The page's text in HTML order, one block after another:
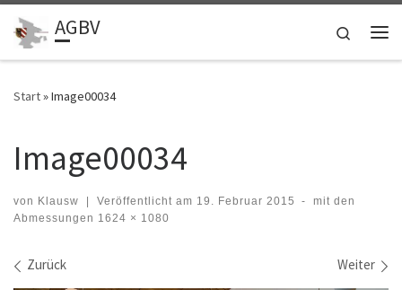
Zum Inhalt springen
AGBV
Search
Start»Image00034
Image00034
von Klausw | Veröffentlicht am 19. Februar 2015 -
mit den
Abmessungen 1624 × 1080
Bilder Navigation
Zurück Weiter